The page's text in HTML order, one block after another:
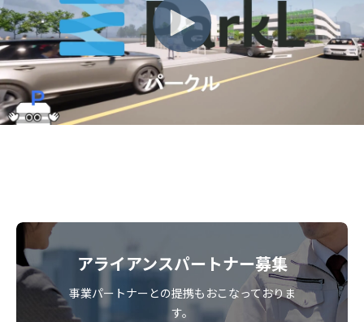
アライアンスパートナー募集
事業パートナーとの提携もおこなっておりま
す。